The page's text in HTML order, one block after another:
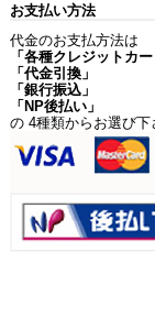
お支払い方法
代金のお支払方法は
「各種クレジットカー
「代金引換」
「銀行振込」
「NP後払い」
の 4種類からお選び下